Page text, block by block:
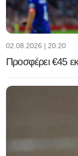
02.08.2026 | 20:20
Προσφέρει €45